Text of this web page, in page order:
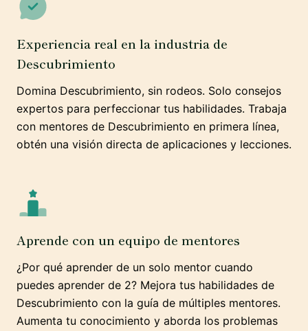
Experiencia real en la industria de
Descubrimiento
Domina Descubrimiento, sin rodeos. Solo consejos
expertos para perfeccionar tus habilidades. Trabaja
con mentores de Descubrimiento en primera línea,
obtén una visión directa de aplicaciones y lecciones.
Aprende con un equipo de mentores
¿Por qué aprender de un solo mentor cuando
puedes aprender de 2? Mejora tus habilidades de
Descubrimiento con la guía de múltiples mentores.
Aumenta tu conocimiento y aborda los problemas